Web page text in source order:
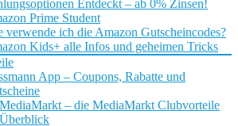
Entdeckt – ab 0% Zinsen!
Prime Student
verwende ich die Amazon Gutscheincodes?
Kids+ alle Infos und geheimen Tricks
App – Coupons, Rabatte und
– die MediaMarkt Clubvorteile